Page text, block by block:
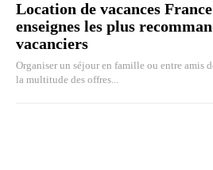
Location de vacances
enseignes les plus
vacanciers
Organiser un séjour en famille ou entre amis
la multitude des offres...